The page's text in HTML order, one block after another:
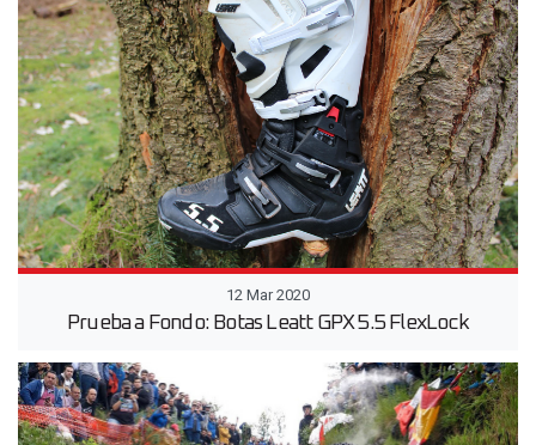
12 Mar 2020
Prueba a Fondo: Botas Leatt GPX 5.5 FlexLock